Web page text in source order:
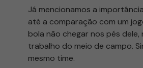
Já mencionamos a
até a comparação com um
bola não chegar nos pés
trabalho do meio de campo.
mesmo time.